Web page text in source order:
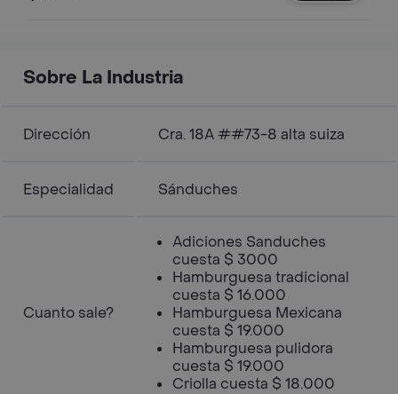
Sobre La Industria
Dirección Cra. 18A ##73-8 alta suiza
Especialidad Sánduches
Cuanto sale?
Adiciones Sanduches
cuesta $ 3000
Hamburguesa tradicional
cuesta $ 16.000
Hamburguesa Mexicana
cuesta $ 19.000
Hamburguesa pulidora
cuesta $ 19.000
Criolla cuesta $ 18.000